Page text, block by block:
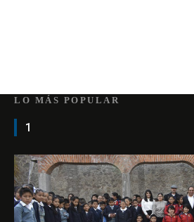
LO MÁS POPULAR
1